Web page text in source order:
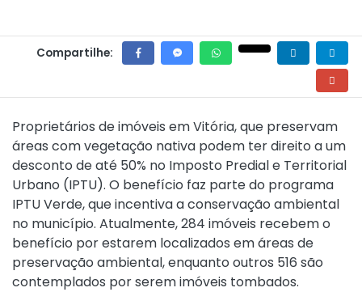
Compartilhe:
Proprietários de imóveis em Vitória, que preservam
áreas com vegetação nativa podem ter direito a um
desconto de até 50% no Imposto Predial e Territorial
Urbano (IPTU). O benefício faz parte do programa
IPTU Verde, que incentiva a conservação ambiental
no município. Atualmente, 284 imóveis recebem o
benefício por estarem localizados em áreas de
preservação ambiental, enquanto outros 516 são
contemplados por serem imóveis tombados.